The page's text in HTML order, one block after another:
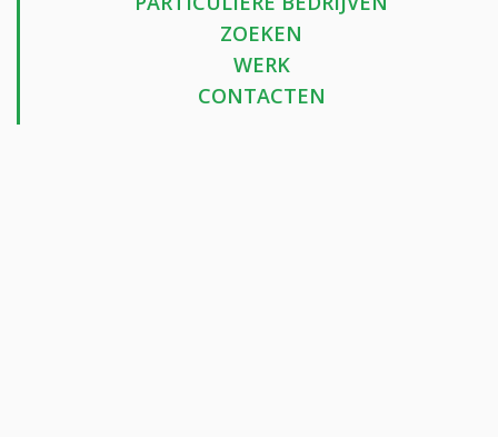
ZOEKEN
WERK
CONTACTEN